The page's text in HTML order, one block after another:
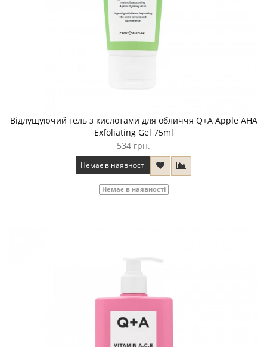
Відлущуючий гель з кислотами для обличчя Q+A Apple AHA
Exfoliating Gel 75ml
534 грн.
Немає в наявності
Немає в наявності